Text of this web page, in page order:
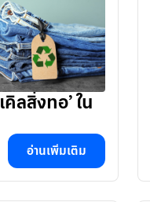
คิลสิ่งทอ’ ใน
อ่านเพิ่มเติม